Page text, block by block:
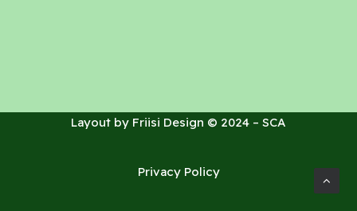
Layout by Friisi Design © 2024 – SCA
Privacy Policy